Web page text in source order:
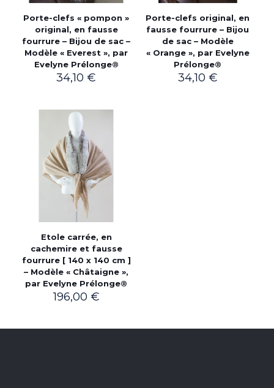
Porte-clefs « pompon »
original, en fausse
fourrure – Bijou de sac –
Modèle « Everest », par
Evelyne Prélonge®
34,10€
Porte-clefs original, en
fausse fourrure – Bijou
de sac – Modèle
« Orange », par Evelyne
Prélonge®
34,10 €
Etole carrée, en
cachemire et fausse
fourrure [ 140 x 140 cm ]
– Modèle « Châtaigne »,
par Evelyne Prélonge®
196,00 €